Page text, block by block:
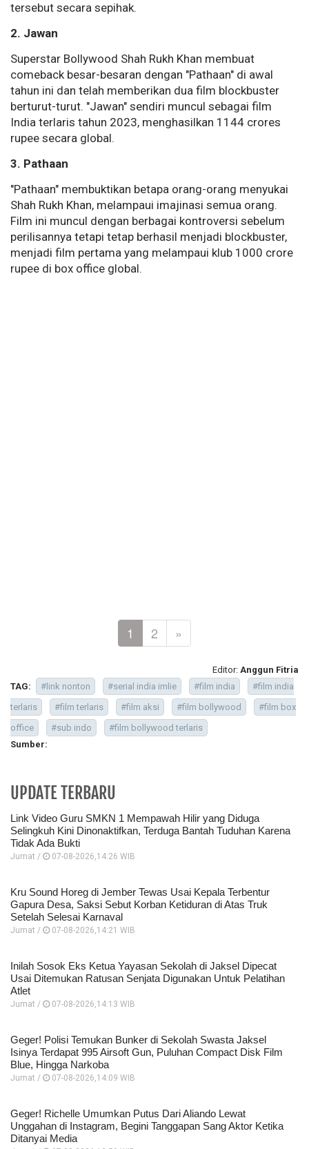
tersebut secara sepihak.
2. Jawan
Superstar Bollywood Shah Rukh Khan membuat
comeback besar-besaran dengan "Pathaan" di awal
tahun ini dan telah memberikan dua film blockbuster
berturut-turut. "Jawan" sendiri muncul sebagai film
India terlaris tahun 2023, menghasilkan 1144 crores
rupee secara global.
3. Pathaan
"Pathaan" membuktikan betapa orang-orang menyukai
Shah Rukh Khan, melampaui imajinasi semua orang.
Film ini muncul dengan berbagai kontroversi sebelum
perilisannya tetapi tetap berhasil menjadi blockbuster,
menjadi film pertama yang melampaui klub 1000 crore
rupee di box office global.
1 2 »
Editor: Anggun Fitria
TAG:
#link nonton #serial india imlie #film india
#film india
terlaris
#film terlaris #film aksi #film bollywood
#film box
office
#sub indo
#film bollywood terlaris
Sumber:
UPDATE TERBARU
Link Video Guru SMKN 1 Mempawah Hilir yang Diduga
Selingkuh Kini Dinonaktifkan, Terduga Bantah Tuduhan Karena
Tidak Ada Bukti
Jumat / 07-08-2026,14:26 WIB
Kru Sound Horeg di Jember Tewas Usai Kepala Terbentur
Gapura Desa, Saksi Sebut Korban Ketiduran di Atas Truk
Setelah Selesai Karnaval
Jumat / 07-08-2026,14:21 WIB
Inilah Sosok Eks Ketua Yayasan Sekolah di Jaksel Dipecat
Usai Ditemukan Ratusan Senjata Digunakan Untuk Pelatihan
Atlet
Jumat / 07-08-2026,14:13 WIB
Geger! Polisi Temukan Bunker di Sekolah Swasta Jaksel
Isinya Terdapat 995 Airsoft Gun, Puluhan Compact Disk Film
Blue, Hingga Narkoba
Jumat / 07-08-2026,14:09 WIB
Geger! Richelle Umumkan Putus Dari Aliando Lewat
Unggahan di Instagram, Begini Tanggapan Sang Aktor Ketika
Ditanyai Media